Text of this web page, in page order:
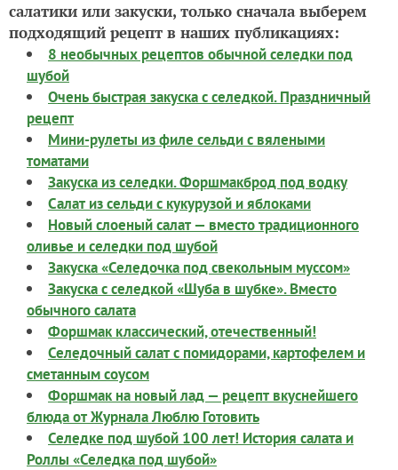
салатики или закуски, только сначала выберем
подходящий рецепт в наших публикациях:
8 необычных рецептов обычной селедки под
шубой
Очень быстрая закуска с селедкой. Праздничный
рецепт
Мини-рулеты из филе сельди с вялеными
томатами
Закуска из селедки. Форшмакброд под водку
Салат из сельди с кукурузой и яблоками
Новый слоеный салат — вместо традиционного
оливье и селедки под шубой
Закуска «Селедочка под свекольным муссом»
Закуска с селедкой «Шуба в шубке». Вместо
обычного салата
Форшмак классический, отечественный!
Селедочный салат с помидорами, картофелем и
сметанным соусом
Форшмак на новый лад — рецепт вкуснейшего
блюда от Журнала Люблю Готовить
Селедке под шубой 100 лет! История салата и
Роллы «Селедка под шубой»